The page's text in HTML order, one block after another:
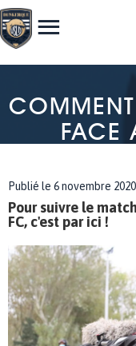
FACE
Publié le 6 novembre 2020
Pour suivre le
FC, c'est par ici !